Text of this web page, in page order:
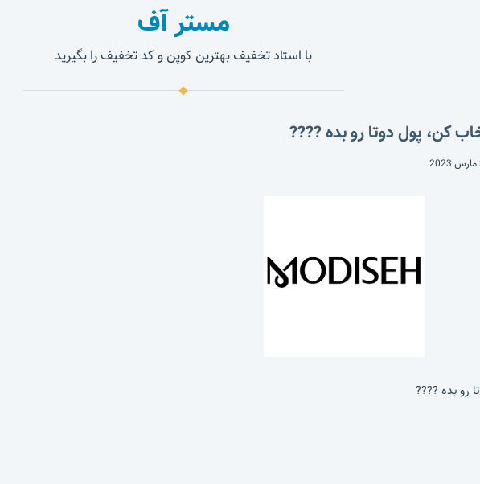
مستر آف
با استاد تخفیف بهترین کوپن و کد تخفیف را بگیرید
کن، پول دوتا رو بده ????
رو بده ????